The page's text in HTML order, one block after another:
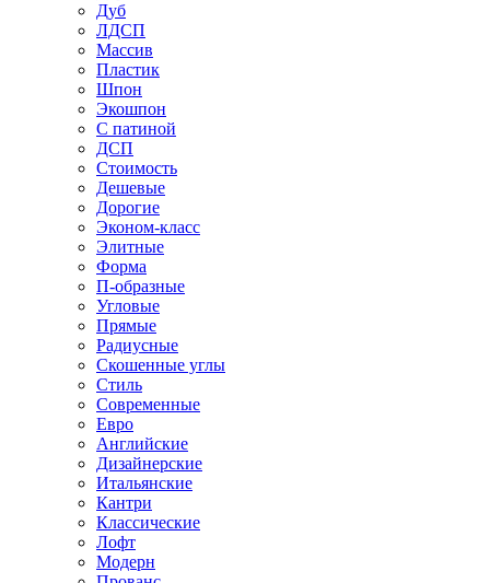
Дуб
ЛДСП
Массив
Пластик
Шпон
Экошпон
С патиной
ДСП
Стоимость
Дешевые
Дорогие
Эконом-класс
Элитные
Форма
П-образные
Угловые
Прямые
Радиусные
Скошенные углы
Стиль
Современные
Евро
Английские
Дизайнерские
Итальянские
Кантри
Классические
Лофт
Модерн